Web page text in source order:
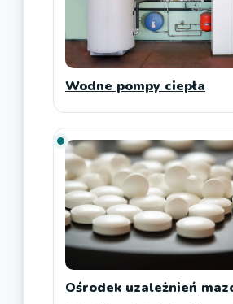
Wodne pompy ciepła
Ośrodek uzależnień